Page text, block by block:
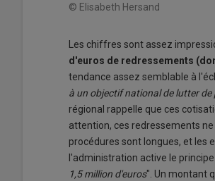
© Elisabeth Hersand
Les chiffres sont assez
d'euros de redressements
tendance assez semblable à
à un objectif national de lutter
régional rappelle que ces
attention, ces redressements
procédures sont longues, et les
l'administration active le
1,5 million d'euros". Un montant